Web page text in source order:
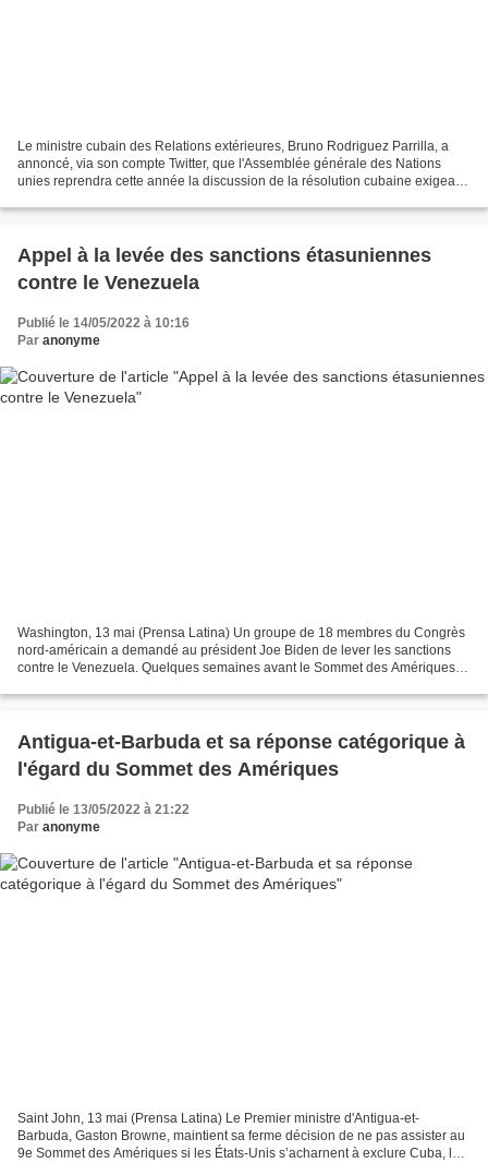
Le ministre cubain des Relations extérieures, Bruno Rodriguez Parrilla, a
annoncé, via son compte Twitter, que l'Assemblée générale des Nations
unies reprendra cette année la discussion de la résolution cubaine exigeant
Appel à la levée des sanctions étasuniennes
contre le Venezuela
Publié le 14/05/2022 à 10:16
Par anonyme
Washington, 13 mai (Prensa Latina) Un groupe de 18 membres du Congrès
nord-américain a demandé au président Joe Biden de lever les sanctions
contre le Venezuela. Quelques semaines avant le Sommet des Amériques
Antigua-et-Barbuda et sa réponse catégorique à
l'égard du Sommet des Amériques
Publié le 13/05/2022 à 21:22
Par anonyme
Saint John, 13 mai (Prensa Latina) Le Premier ministre d'Antigua-et-
Barbuda, Gaston Browne, maintient sa ferme décision de ne pas assister au
9e Sommet des Amériques si les États-Unis s’acharnent à exclure Cuba, le